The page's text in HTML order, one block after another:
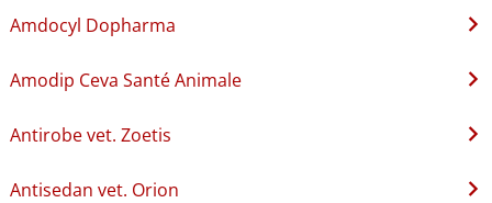
Amdocyl Dopharma
Amodip Ceva Santé Animale
Antirobe vet. Zoetis
Antisedan vet. Orion